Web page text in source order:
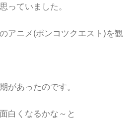
っていました。
アニメ(ポンコツクエスト)を観
があったのです。
白くなるかな～と